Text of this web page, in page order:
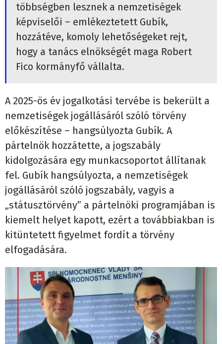
többségben lesznek a nemzetiségek
képviselői – emlékeztetett Gubík,
hozzátéve, komoly lehetőségeket rejt,
hogy a tanács elnökségét maga Robert
Fico kormányfő vállalta.
A 2025-ös év jogalkotási tervébe is bekerült a
nemzetiségek jogállásáról szóló törvény
előkészítése – hangsúlyozta Gubík. A
pártelnök hozzátette, a jogszabály
kidolgozására egy munkacsoportot állítanak
fel. Gubík hangsúlyozta, a nemzetiségek
jogállásáról szóló jogszabály, vagyis a
„státusztörvény” a pártelnöki programjában is
kiemelt helyet kapott, ezért a továbbiakban is
kitüntetett figyelmet fordít a törvény
elfogadására.